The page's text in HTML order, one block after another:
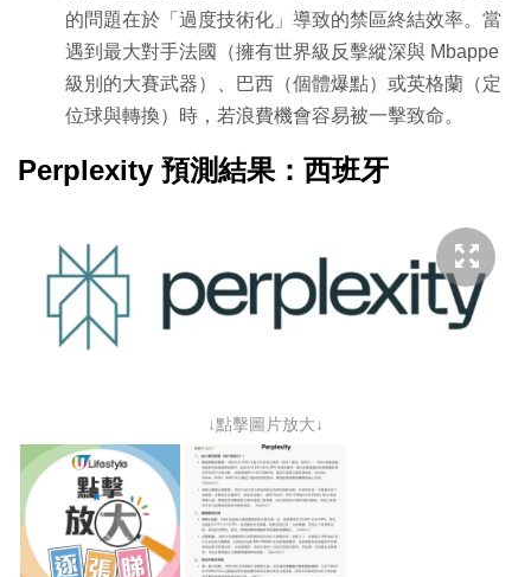
的問題在於「過度技術化」導致的禁區終結效率。當
遇到最大對手法國（擁有世界級反擊縱深與 Mbappe
級別的大賽武器）、巴西（個體爆點）或英格蘭（定
位球與轉換）時，若浪費機會容易被一擊致命。
Perplexity 預測結果：西班牙
↓點擊圖片放大↓